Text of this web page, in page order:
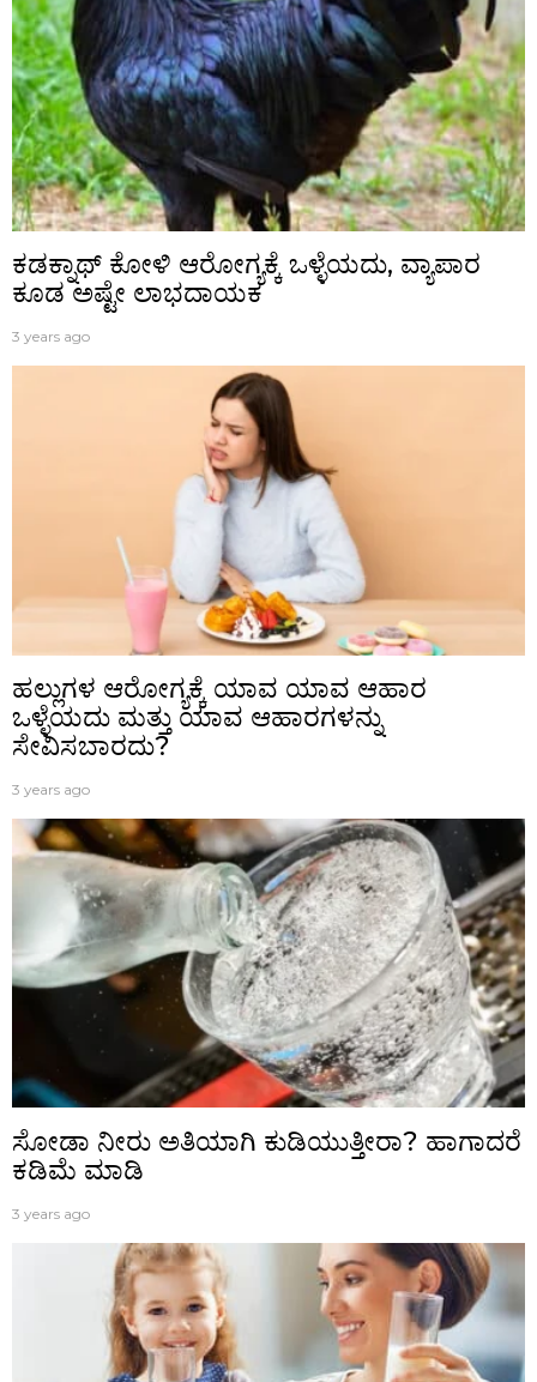
ಕಡಕ್ನಾಥ್ ಕೋಳಿ ಆರೋಗ್ಯಕ್ಕೆ ಒಳ್ಳೆಯದು, ವ್ಯಾಪಾರ
ಕೂಡ ಅಷ್ಟೇ ಲಾಭದಾಯಕ
3 years ago
ಹಲ್ಲುಗಳ ಆರೋಗ್ಯಕ್ಕೆ ಯಾವ ಯಾವ ಆಹಾರ
ಒಳ್ಳೆಯದು ಮತ್ತು ಯಾವ ಆಹಾರಗಳನ್ನು
ಸೇವಿಸಬಾರದು?
3 years ago
ಸೋಡಾ ನೀರು ಅತಿಯಾಗಿ ಕುಡಿಯುತ್ತೀರಾ? ಹಾಗಾದರೆ
ಕಡಿಮೆ ಮಾಡಿ
3 years ago